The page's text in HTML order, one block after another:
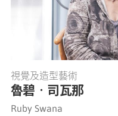
視覺及造型藝術
魯碧‧司瓦那
Ruby Swana